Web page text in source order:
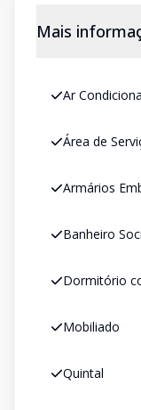
Mais
Ar
Área de
Armários
Banheiro
Dormitório
Mobiliado
Quintal